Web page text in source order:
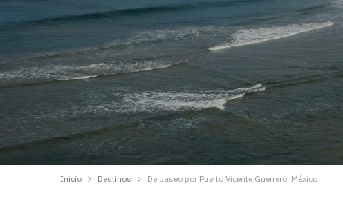
Inicio Destinos De paseo por Puerto Vicente Guerrero, México